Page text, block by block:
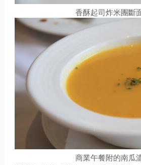
香酥起司炸米團斷
商業午餐附的南瓜